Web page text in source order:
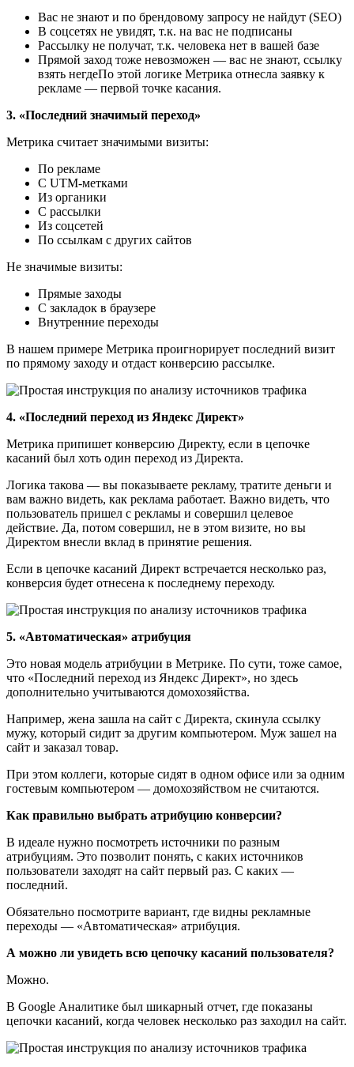
Вас не знают и по брендовому запросу не найдут (SEO)
В соцсетях не увидят, т.к. на вас не подписаны
Рассылку не получат, т.к. человека нет в вашей базе
Прямой заход тоже невозможен — вас не знают, ссылку
взять негдеПо этой логике Метрика отнесла заявку к
рекламе — первой точке касания.
3. «Последний значимый переход»
Метрика считает значимыми визиты:
По рекламе
С UTM-метками
Из органики
С рассылки
Из соцсетей
По ссылкам с других сайтов
Не значимые визиты:
Прямые заходы
С закладок в браузере
Внутренние переходы
В нашем примере Метрика проигнорирует последний визит
по прямому заходу и отдаст конверсию рассылке.
4. «Последний переход из Яндекс Директ»
Метрика припишет конверсию Директу, если в цепочке
касаний был хоть один переход из Директа.
Логика такова — вы показываете рекламу, тратите деньги и
вам важно видеть, как реклама работает. Важно видеть, что
пользователь пришел с рекламы и совершил целевое
действие. Да, потом совершил, не в этом визите, но вы
Директом внесли вклад в принятие решения.
Если в цепочке касаний Директ встречается несколько раз,
конверсия будет отнесена к последнему переходу.
5. «Автоматическая» атрибуция
Это новая модель атрибуции в Метрике. По сути, тоже самое,
что «Последний переход из Яндекс Директ», но здесь
дополнительно учитываются домохозяйства.
Например, жена зашла на сайт с Директа, скинула ссылку
мужу, который сидит за другим компьютером. Муж зашел на
сайт и заказал товар.
При этом коллеги, которые сидят в одном офисе или за одним
гостевым компьютером — домохозяйством не считаются.
Как правильно выбрать атрибуцию конверсии?
В идеале нужно посмотреть источники по разным
атрибуциям. Это позволит понять, с каких источников
пользователи заходят на сайт первый раз. С каких —
последний.
Обязательно посмотрите вариант, где видны рекламные
переходы — «Автоматическая» атрибуция.
А можно ли увидеть всю цепочку касаний пользователя?
Можно.
В Google Аналитике был шикарный отчет, где показаны
цепочки касаний, когда человек несколько раз заходил на сайт.